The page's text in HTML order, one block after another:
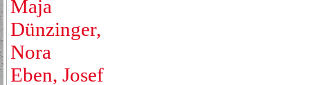
Maja
Dünzinger,
Nora
Eben, Josef